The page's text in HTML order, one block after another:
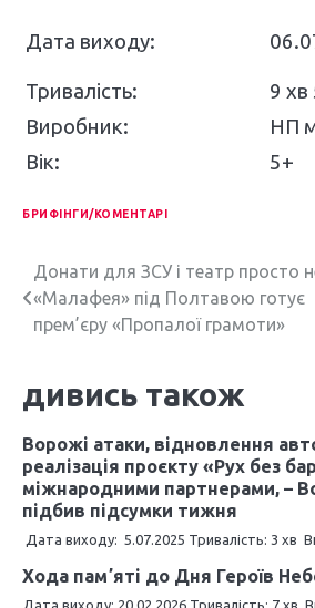
Дата виходу:
Тривалість:
9 хв
Виробник:
НП
Вік:
5+
БРИФІНГИ/КОМЕНТАРІ
Н
а
і
г
а
ц
і
я
Донати для ЗСУ і театр просто
«Малафея» під Полтавою готує
прем’єру «Пропалої грамоти»
дивись також
Ворожі атаки, відновлення
реалізація проєкту «Рух без
міжнародними партнерами, –
підбив підсумки тижня
Дата виходу: 5.07.2025 Тривалість: 3 хв
Хода памʼяті до Дня Героїв
Дата виходу: 20.02.2026 Тривалість: 7 хв